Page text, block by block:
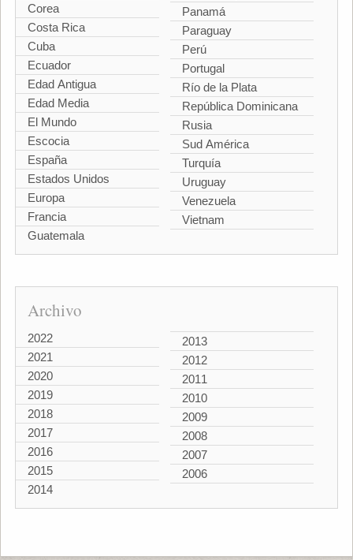
Corea
Costa Rica
Cuba
Ecuador
Edad Antigua
Edad Media
El Mundo
Escocia
España
Estados Unidos
Europa
Francia
Guatemala
Panamá
Paraguay
Perú
Portugal
Río de la Plata
República Dominicana
Rusia
Sud América
Turquía
Uruguay
Venezuela
Vietnam
Archivo
2022
2021
2020
2019
2018
2017
2016
2015
2014
2013
2012
2011
2010
2009
2008
2007
2006